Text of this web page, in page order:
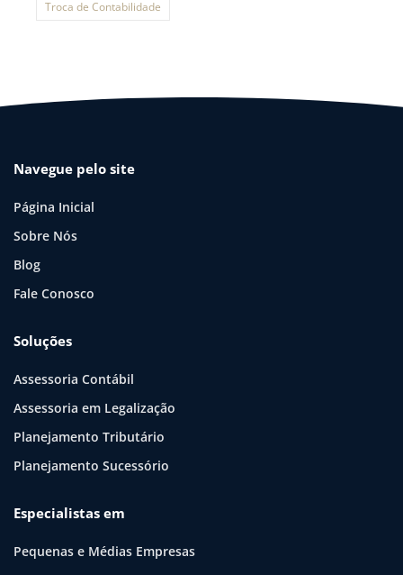
Troca de Contabilidade
Navegue pelo site
Página Inicial
Sobre Nós
Blog
Fale Conosco
Soluções
Assessoria Contábil
Assessoria em Legalização
Planejamento Tributário
Planejamento Sucessório
Especialistas em
Pequenas e Médias Empresas